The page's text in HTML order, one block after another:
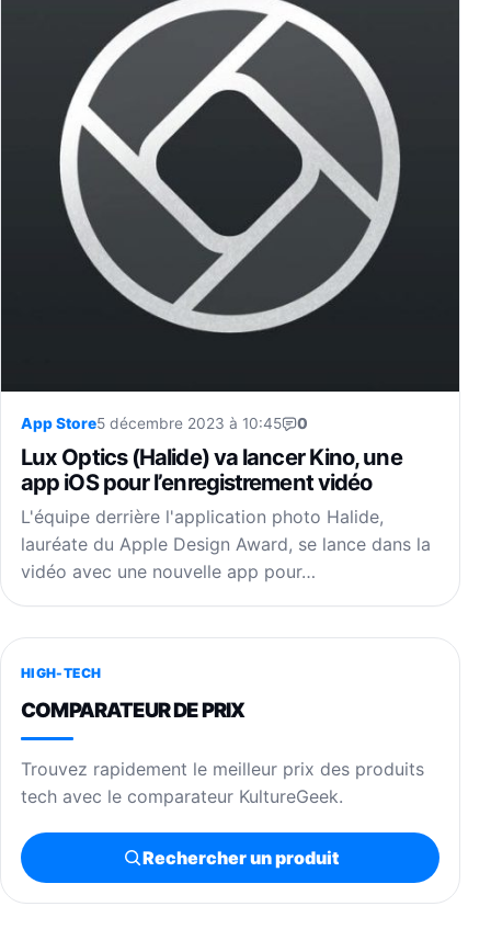
App Store5 décembre 2023 à 10:45 0
Lux Optics (Halide) va lancer Kino, une
app iOS pour l’enregistrement vidéo
L'équipe derrière l'application photo Halide,
lauréate du Apple Design Award, se lance dans la
vidéo avec une nouvelle app pour…
HIGH-TECH
COMPARATEUR DE PRIX
Trouvez rapidement le meilleur prix des produits
tech avec le comparateur KultureGeek.
Rechercher un produit